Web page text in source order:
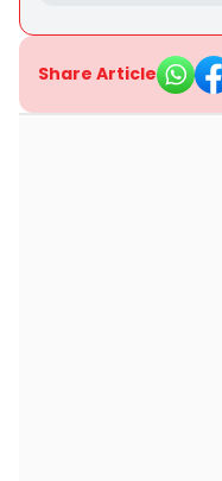
Share Article